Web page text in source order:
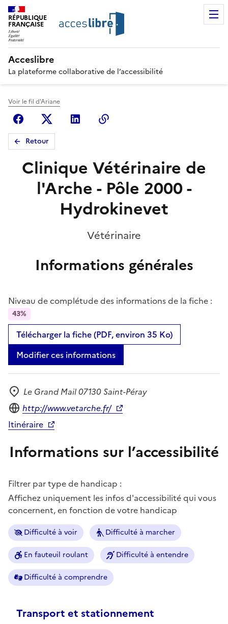
RÉPUBLIQUE
FRANÇAISE
Acceslibre
La plateforme collaborative de l’accessibilité
Voir le fil d'Ariane
FacebookX (anciennement Twitter)
Linkedin
Retour
Clinique Vétérinaire de
l'Arche - Pôle 2000 -
Hydrokinevet
Vétérinaire
Informations générales
Niveau de complétude des informations de la fiche :
43%
Télécharger la fiche (PDF, environ 35 Ko)
Modifier ces informations
Adresse
Le Grand Mail 07130 Saint-Péray
Site internet
http://www.vetarche.fr/
Itinéraire
Informations sur l’accessibilité
Filtrer par type de handicap :
Affichez uniquement les infos d'accessibilité qui vous
concernent, en fonction de votre handicap
Difficulté à voir Difficulté à marcher
En fauteuil roulant Difficulté à entendre
Difficulté à comprendre
Transport et stationnement